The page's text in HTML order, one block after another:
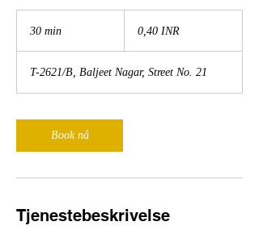
30 min
i
n
rupier0,40 INR
T-2621/B, Baljeet Nagar, Street No. 21
Book nå
Tjenestebeskrivelse